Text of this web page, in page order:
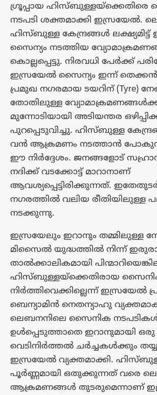
ഗ്രൂപ്പായ ഹിസ്ബുള്ളയ്‌ക്കെതിരെ
നടപടി ശക്തമാക്കി ഇസ്രയേൽ.
ഹിസ്ബുള്ള കേന്ദ്രങ്ങൾ
സൈന്യം നടത്തിയ
കൊല്ലപ്പെട്ടു. നിരവധി പേർക്ക്
ഇസ്രയേൽ സൈന്യം ഇന്ന്
പ്രമുഖ നഗരമായ ടയറിന് (Tyre)
തോതിലുള്ള
മുന്നോടിയായി അടിയന്തര
പുറപ്പെടുവിച്ചു. ഹിസ്ബുള്ള
വൻ ആക്രമണം നടത്താൻ
ഈ നിർദ്ദേശം. ജനങ്ങളോട് സഹ്രാനി
നദിക്ക് വടക്കോട്ട് മാറാനാണ്
ആവശ്യപ്പെട്ടിരിക്കുന്നത്.
നഗരത്തിൽ വലിയ രീതിയിലുള്ള
നടക്കുന്നു.
ഇസ്രയേലും ഇറാനും തമ്മിലുള്ള
മിസൈൽ യുദ്ധത്തിൽ നിന്ന്
താൽക്കാലികമായി
ഹിസ്ബുള്ളയ്‌ക്കെതിരായ
നിർത്തിവെക്കില്ലെന്ന് ഇസ്രയേൽ
ബെന്യാമിൻ നെതന്യാഹു
ലെബനനിലെ സൈനിക
ഉൾപ്പെടുത്താതെ ഇറാനുമായി
വെടിനിർത്തൽ ചർച്ചകൾക്കും
ഇസ്രയേൽ വ്യക്തമാക്കി.
പൂർണ്ണമായി ഒതുക്കുന്നത് വരെ
ആക്രമണങ്ങൾ തുടരുമെന്നാണ്